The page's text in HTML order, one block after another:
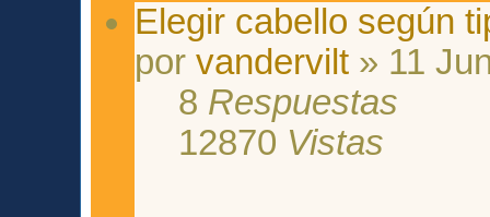
Elegir cabello según
porvandervilt » 11
8 Respuestas
12870 Vistas